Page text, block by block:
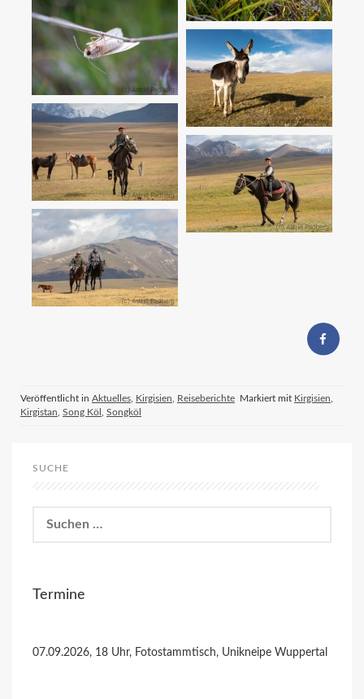
Veröffentlicht in Aktuelles Kirgisien Reiseberichte Markiert mit Kirgisien
Kirgistan Song Köl Songköl
SUCHE
nach:
Termine
07.09.2026, 18 Uhr, Fotostammtisch, Unikneipe Wuppertal